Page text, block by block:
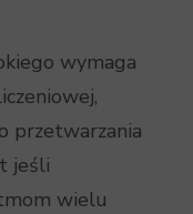
wymaga
przetwarzania
jeśli
wielu